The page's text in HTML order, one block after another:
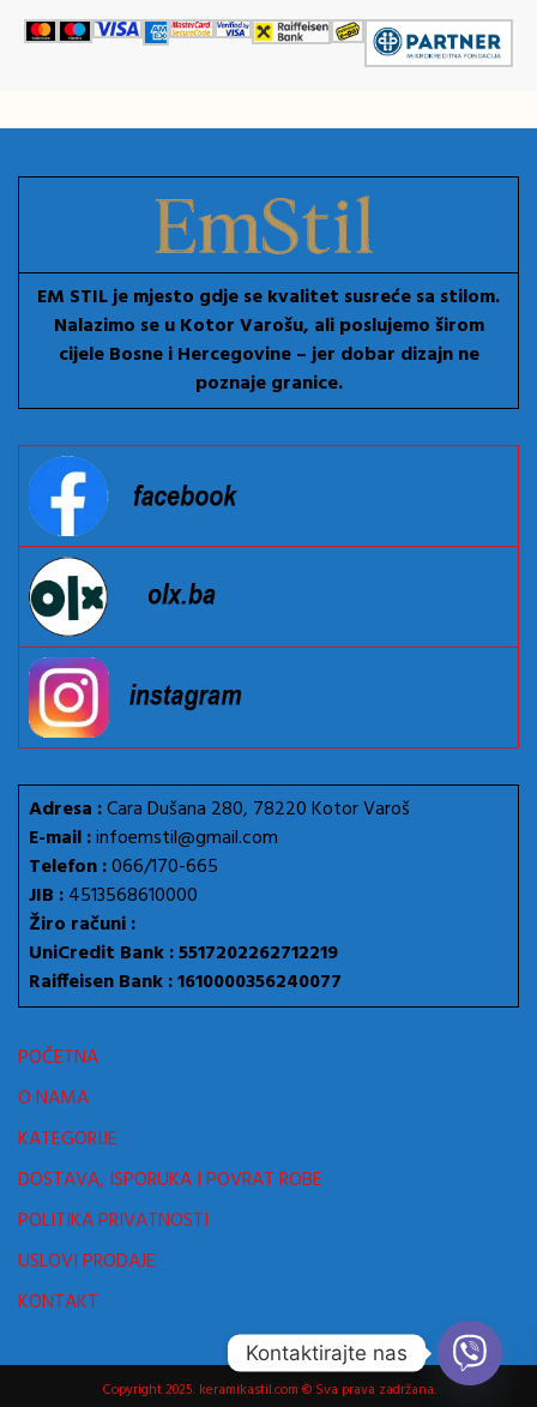
EM STIL je mjesto gdje se kvalitet susreće sa stilom.
Nalazimo se u Kotor Varošu, ali poslujemo širom
cijele Bosne i Hercegovine – jer dobar dizajn ne
poznaje granice.
Adresa :Cara Dušana 280, 78220 Kotor Varoš
E-mail :infoemstil@gmail.com
Telefon :066/170-665
JIB :4513568610000
Žiro računi :
UniCredit Bank : 5517202262712219
Raiffeisen Bank : 1610000356240077
POČETNA
O NAMA
KATEGORIJE
DOSTAVA, ISPORUKA I POVRAT ROBE
POLITIKA PRIVATNOSTI
USLOVI PRODAJE
KONTAKT
Copyright 2025. keramikastil.com © Sva prava zadržana.
Kontaktirajte nas